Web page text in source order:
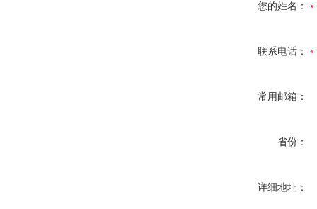
您的姓名：
联系电话：
常用邮箱：
省份：
详细地址：